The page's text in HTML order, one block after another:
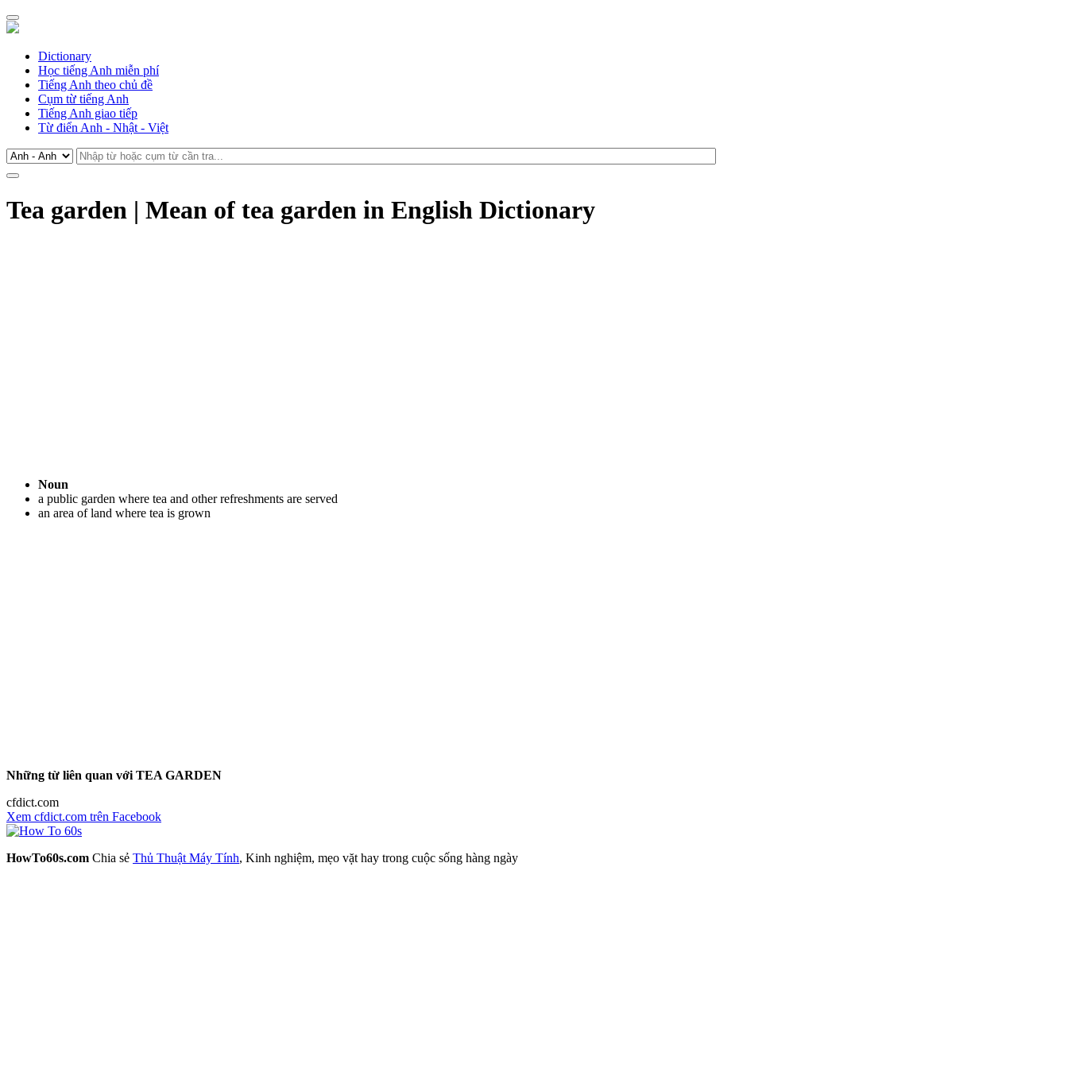
Dictionary
Học tiếng Anh miễn phí
Tiếng Anh theo chủ đề
Cụm từ tiếng Anh
Tiếng Anh giao tiếp
Từ điển Anh - Nhật - Việt
Tea garden | Mean of tea garden in English Dictionary
Noun
a public garden where tea and other refreshments are served
an area of land where tea is grown
Những từ liên quan với TEA GARDEN
cfdict.com
Xem cfdict.com trên Facebook
HowTo60s.com Chia sẻ Thủ Thuật Máy Tính, Kinh nghiệm, mẹo vặt hay trong cuộc sống hàng ngày